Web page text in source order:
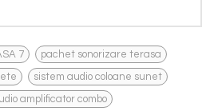
7 , pachet sonorizare terasa ,
, sistem audio coloane sunet ,
amplificator combo